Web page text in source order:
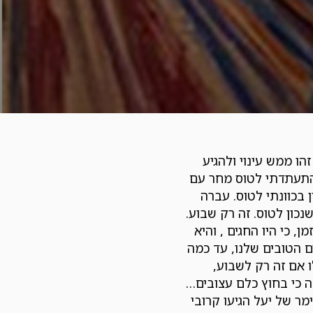
ממש עינוי ולהגיע
לטוס מחר עם
לטוס. עברה
חשבתי שנכון לטוס. זה רק שבוע.
כי היו החגים , והיא
הטובים שלנו, עד כמה
אם זה רק לשבוע,
כי בחוץ כלם עצובים…
של יעל הגיעו קרובי